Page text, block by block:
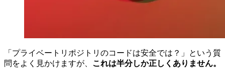
「プライベートリポジトリのコードは安全では？」という質
問をよく見かけますが、 これは半分しか正しくありません。